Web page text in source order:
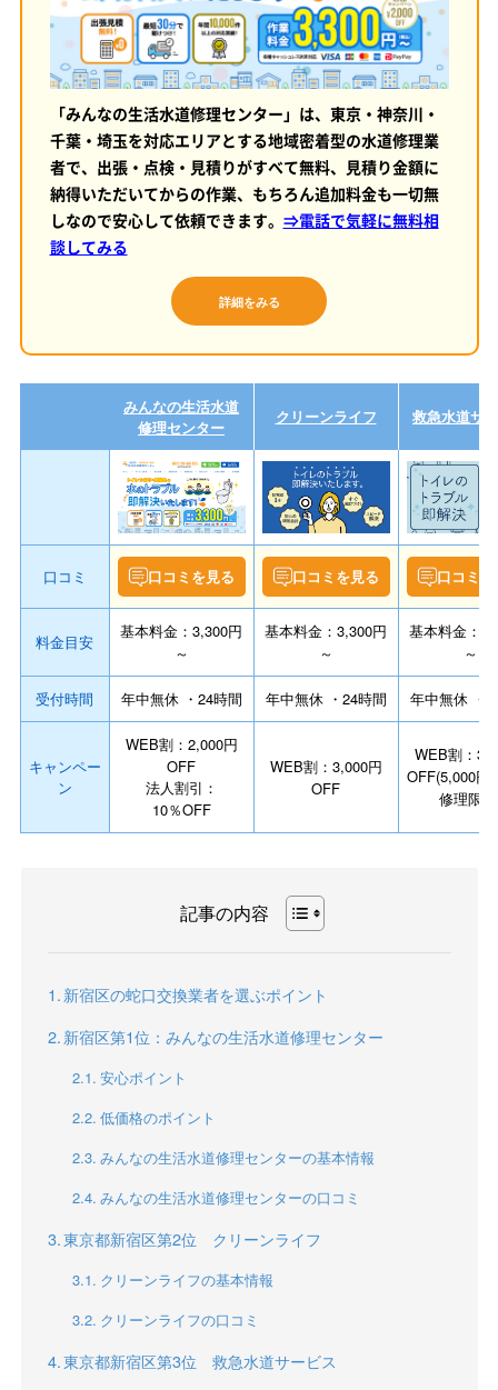
「みんなの生活水道修理センター」は、東京・神奈川・
千葉・埼玉を対応エリアとする地域密着型の水道修理業
者で、出張・点検・見積りがすべて無料、見積り金額に
納得いただいてからの作業、もちろん追加料金も一切無
しなので安心して依頼できます。 ⇒電話で気軽に無料相
談してみる
詳細をみる
みんなの生活水道
修理センター
クリーンライフ 救急水道サ
口コミ 口コミを見る 口コミを見る 口コミ
料金目安
基本料金：3,300円
～
基本料金：3,300円
～
基本料金：
～
受付時間 年中無休 ・24時間 年中無休 ・24時間 年中無休 ・
キャンペー
ン
WEB割：2,000円
OFF
法人割引：
10％OFF
WEB割：3,000円
OFF
WEB割：
OFF(5,000円
修理限
記事の内容
新宿区の蛇口交換業者を選ぶポイント
新宿区第1位：みんなの生活水道修理センター
安心ポイント
低価格のポイント
みんなの生活水道修理センターの基本情報
みんなの生活水道修理センターの口コミ
東京都新宿区第2位 クリーンライフ
クリーンライフの基本情報
クリーンライフの口コミ
東京都新宿区第3位 救急水道サービス